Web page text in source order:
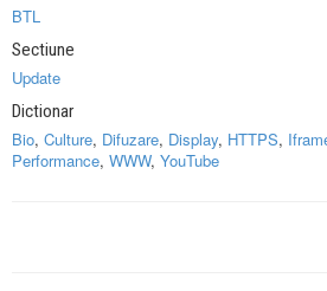
BTL
Sectiune
Update
Dictionar
Bio, Culture, Difuzare, Display, HTTPS,
Performance, WWW, YouTube